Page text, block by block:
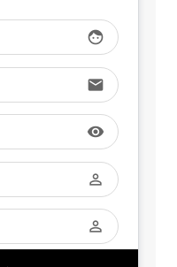
face
email
visibility
perm_identity
perm_identity